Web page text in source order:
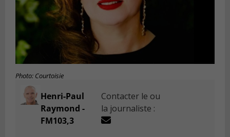
Photo: Courtoisie
Henri-Paul
Raymond -
FM103,3
Contacter le ou
la journaliste :